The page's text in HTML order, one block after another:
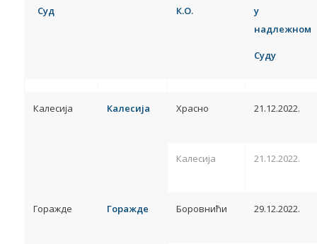
Суд
К.О.
у
надлежном
Суду
Калесија Калесија Храсно 21.12.2022.
Калесија 21.12.2022.
Горажде Горажде Боровнићи 29.12.2022.